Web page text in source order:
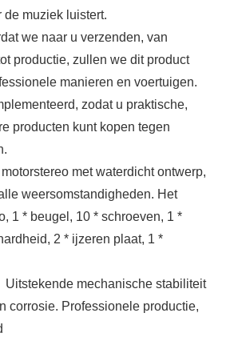
muziek luistert.
we naar u verzenden, van
productie, zullen we dit product
manieren en voertuigen.
zodat u praktische,
producten kunt kopen tegen
motorstereo met waterdicht ontwerp,
weersomstandigheden. Het
1 * beugel, 10 * schroeven, 1 *
2 * ijzeren plaat, 1 *
Uitstekende mechanische stabiliteit
corrosie. Professionele productie,